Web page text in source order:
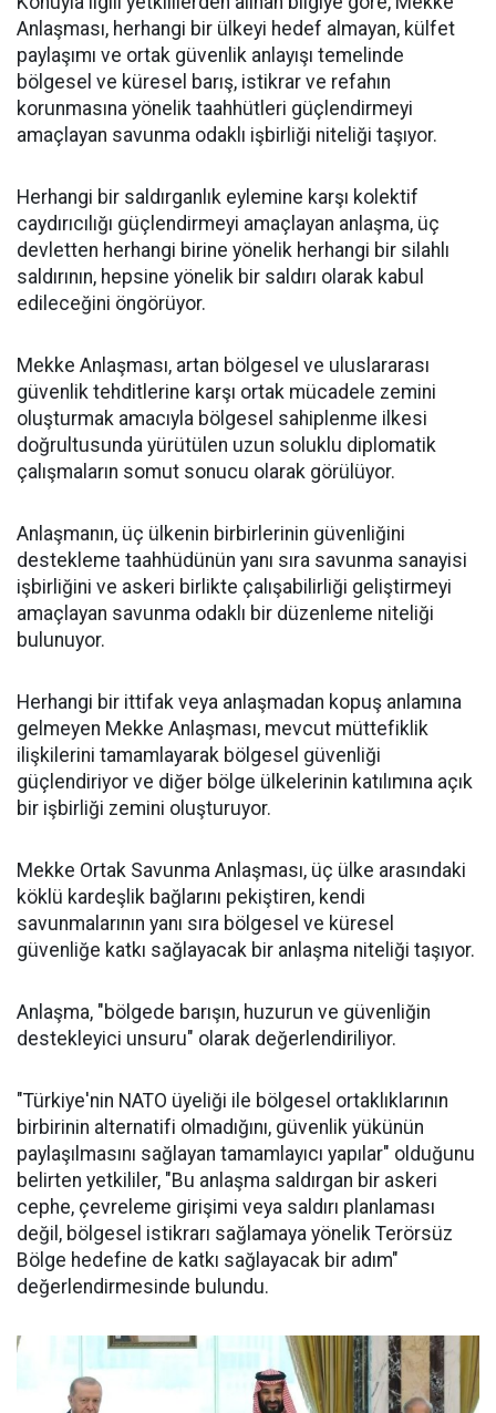
Anlaşması, herhangi bir ülkeyi hedef almayan, külfet
paylaşımı ve ortak güvenlik anlayışı temelinde
bölgesel ve küresel barış, istikrar ve refahın
korunmasına yönelik taahhütleri güçlendirmeyi
amaçlayan savunma odaklı işbirliği niteliği taşıyor.
Herhangi bir saldırganlık eylemine karşı kolektif
caydırıcılığı güçlendirmeyi amaçlayan anlaşma, üç
devletten herhangi birine yönelik herhangi bir silahlı
saldırının, hepsine yönelik bir saldırı olarak kabul
edileceğini öngörüyor.
Mekke Anlaşması, artan bölgesel ve uluslararası
güvenlik tehditlerine karşı ortak mücadele zemini
oluşturmak amacıyla bölgesel sahiplenme ilkesi
doğrultusunda yürütülen uzun soluklu diplomatik
çalışmaların somut sonucu olarak görülüyor.
Anlaşmanın, üç ülkenin birbirlerinin güvenliğini
destekleme taahhüdünün yanı sıra savunma sanayisi
işbirliğini ve askeri birlikte çalışabilirliği geliştirmeyi
amaçlayan savunma odaklı bir düzenleme niteliği
bulunuyor.
Herhangi bir ittifak veya anlaşmadan kopuş anlamına
gelmeyen Mekke Anlaşması, mevcut müttefiklik
ilişkilerini tamamlayarak bölgesel güvenliği
güçlendiriyor ve diğer bölge ülkelerinin katılımına açık
bir işbirliği zemini oluşturuyor.
Mekke Ortak Savunma Anlaşması, üç ülke arasındaki
köklü kardeşlik bağlarını pekiştiren, kendi
savunmalarının yanı sıra bölgesel ve küresel
güvenliğe katkı sağlayacak bir anlaşma niteliği taşıyor.
Anlaşma, "bölgede barışın, huzurun ve güvenliğin
destekleyici unsuru" olarak değerlendiriliyor.
"Türkiye'nin NATO üyeliği ile bölgesel ortaklıklarının
birbirinin alternatifi olmadığını, güvenlik yükünün
paylaşılmasını sağlayan tamamlayıcı yapılar" olduğunu
belirten yetkililer, "Bu anlaşma saldırgan bir askeri
cephe, çevreleme girişimi veya saldırı planlaması
değil, bölgesel istikrarı sağlamaya yönelik Terörsüz
Bölge hedefine de katkı sağlayacak bir adım"
değerlendirmesinde bulundu.